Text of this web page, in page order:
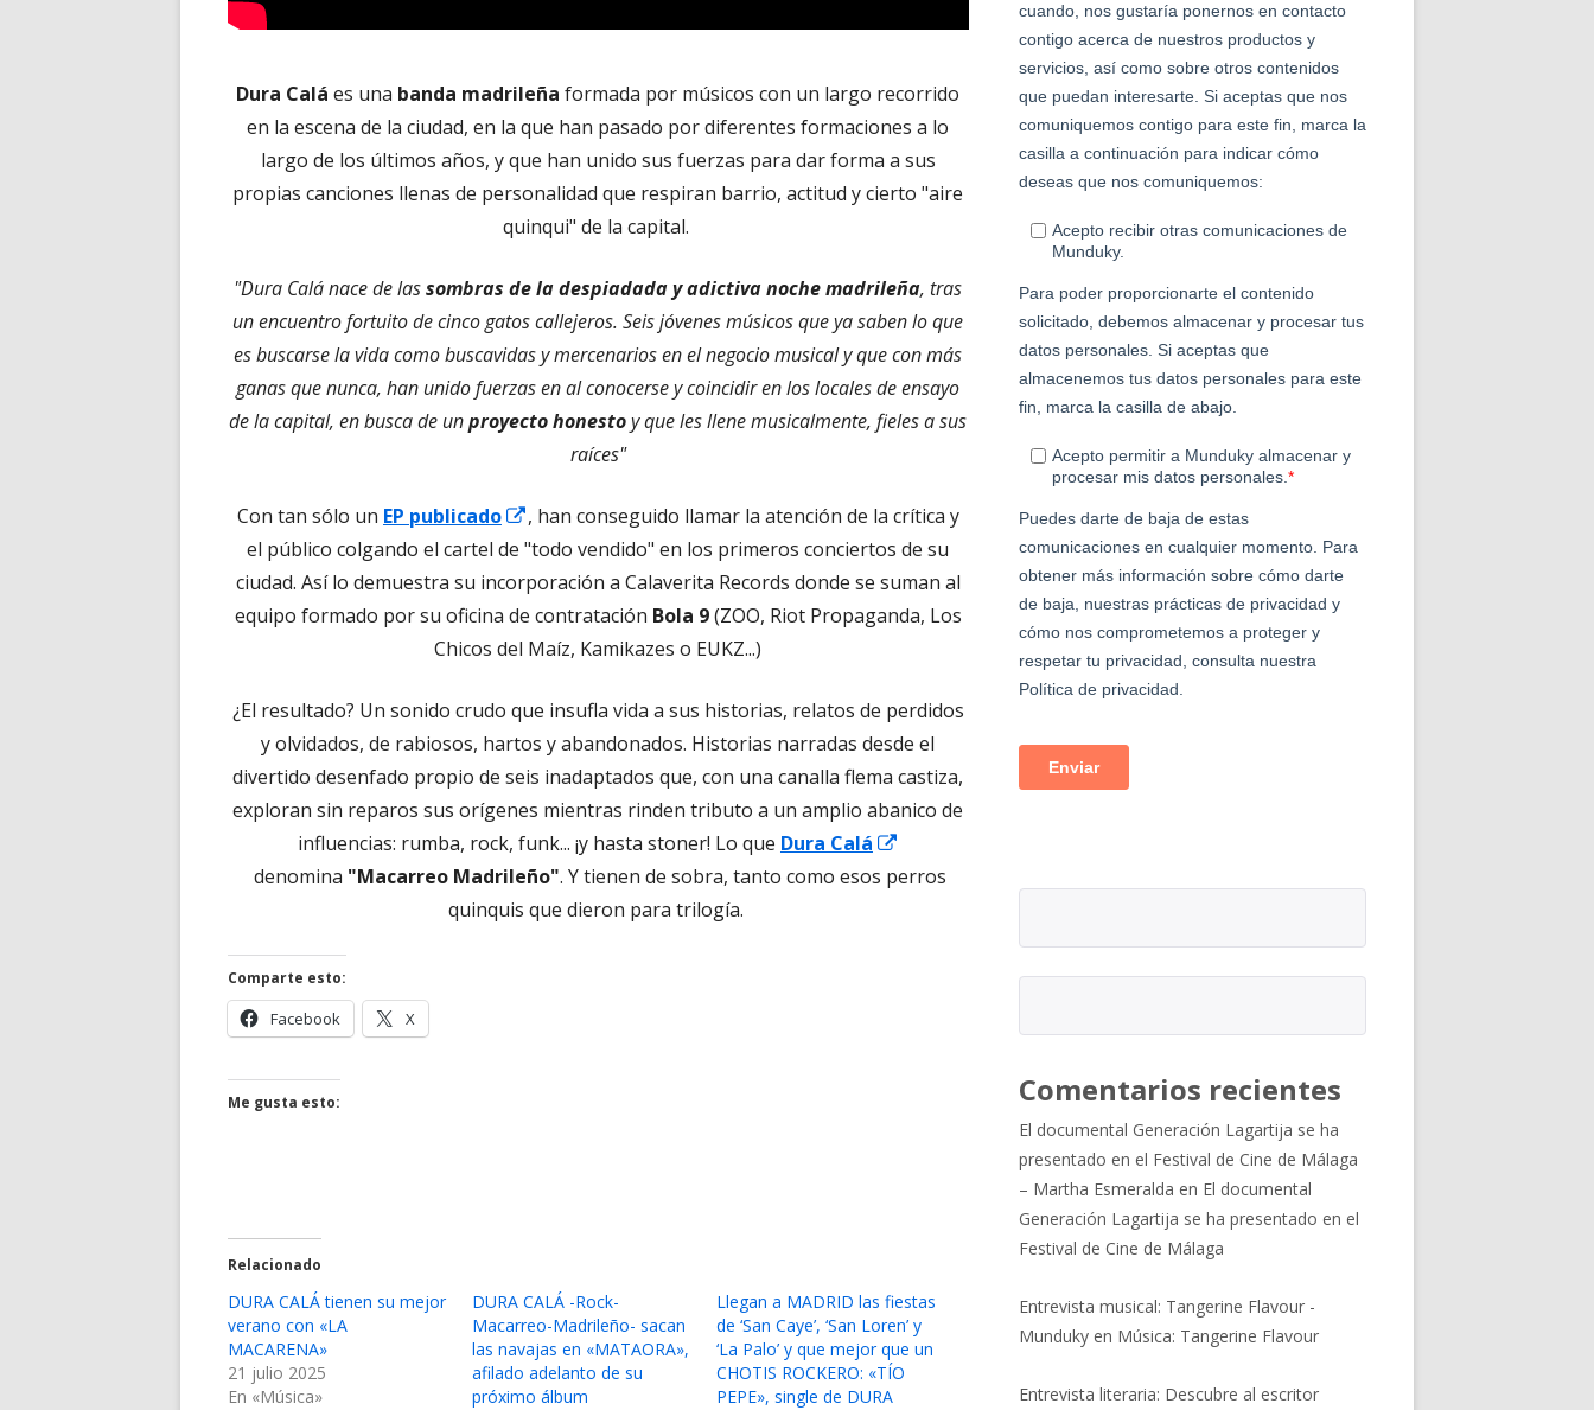
Dura Calá es una banda madrileña formada por músicos con un largo recorrido
en la escena de la ciudad, en la que han pasado por diferentes formaciones a lo
largo de los últimos años, y que han unido sus fuerzas para dar forma a sus
propias canciones llenas de personalidad que respiran barrio, actitud y cierto "aire
quinqui" de la capital.
"Dura Calá nace de lassombras de la despiadada y adictiva noche madrileña, tras
un encuentro fortuito de cinco gatos callejeros. Seis jóvenes músicos que ya saben lo que
es buscarse la vida como buscavidas y mercenarios en el negocio musical y que con más
ganas que nunca, han unido fuerzas en al conocerse y coincidir en los locales de ensayo
de la capital, en busca de unproyecto honestoy que les llene musicalmente, fieles a sus
raíces"
Con tan sólo un EP publicado
Abrir
en
una
ventana
nueva
, han conseguido llamar la atención de la crítica y
el público colgando el cartel de "todo vendido" en los primeros conciertos de su
ciudad. Así lo demuestra su incorporación a Calaverita Records donde se suman al
equipo formado por su oficina de contratación Bola 9(ZOO, Riot Propaganda, Los
Chicos del Maíz, Kamikazes o EUKZ...)
¿El resultado? Un sonido crudo que insufla vida a sus historias, relatos de perdidos
y olvidados, de rabiosos, hartos y abandonados. Historias narradas desde el
divertido desenfado propio de seis inadaptados que, con una canalla flema castiza,
exploran sin reparos sus orígenes mientras rinden tributo a un amplio abanico de
influencias: rumba, rock, funk... ¡y hasta stoner! Lo que Dura Calá
Abrir
ventana
nueva
denomina "Macarreo Madrileño". Y tienen de sobra, tanto como esos perros
quinquis que dieron para trilogía.
Comparte esto:
Facebook
Abrir
en
X
en
Me gusta esto:
Relacionado
DURA CALÁ tienen su mejor
verano con «LA
MACARENA»
21 julio 2025
En «Música»
DURA CALÁ -Rock-
Macarreo-Madrileño- sacan
las navajas en «MATAORA»,
afilado adelanto de su
próximo álbum
Llegan a MADRID las fiestas
de ‘San Caye’, ‘San Loren’ y
‘La Palo’ y que mejor que un
CHOTIS ROCKERO: «TÍO
PEPE», single de DURA
Comentarios recientes
El documental Generación Lagartija se ha
presentado en el Festival de Cine de Málaga
– Martha Esmeralda en El documental
Generación Lagartija se ha presentado en el
Festival de Cine de Málaga
Entrevista musical: Tangerine Flavour -
Munduky en Música: Tangerine Flavour
Entrevista literaria: Descubre al escritor